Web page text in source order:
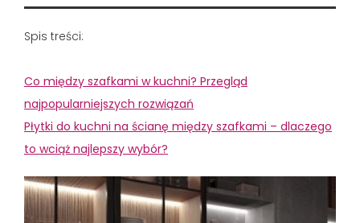
Spis treści:
Co między szafkami w kuchni? Przegląd
najpopularniejszych rozwiązań
Płytki do kuchni na ścianę między szafkami – dlaczego
to wciąż najlepszy wybór?